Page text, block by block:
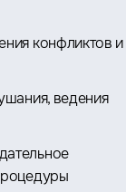
конфликтов и
ведения